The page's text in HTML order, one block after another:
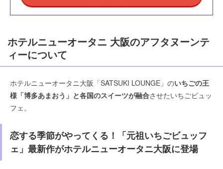
ホテルニューオータニ 大阪のアフタヌーンテ
ィーについて
ホテルニューオータニ大阪「SATSUKI LOUNGE」のいちごの王
様「博多あまおう」と各国のスイーツが融合させたいちごビュッ
フェ。
恋する季節がやってくる！「元祖いちごビュッフ
ェ」最新作がホテルニューオータニ大阪に登場